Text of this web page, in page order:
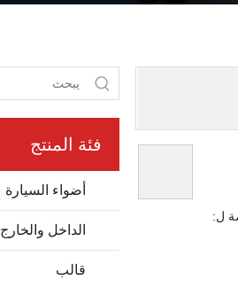
فئة المنتج
أضواء السيارة
الداخل والخارج
قالب
ل: